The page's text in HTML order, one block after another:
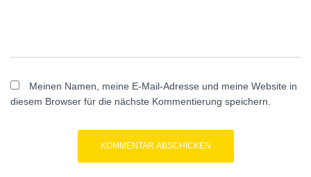
Meinen Namen, meine E-Mail-Adresse und meine Website in
diesem Browser für die nächste Kommentierung speichern.